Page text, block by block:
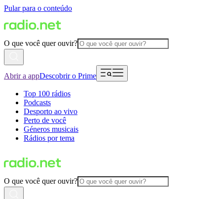
Pular para o conteúdo
O que você quer ouvir?
Abrir a appDescobrir o Prime
Top 100 rádios
Podcasts
Desporto ao vivo
Perto de você
Géneros musicais
Rádios por tema
O que você quer ouvir?